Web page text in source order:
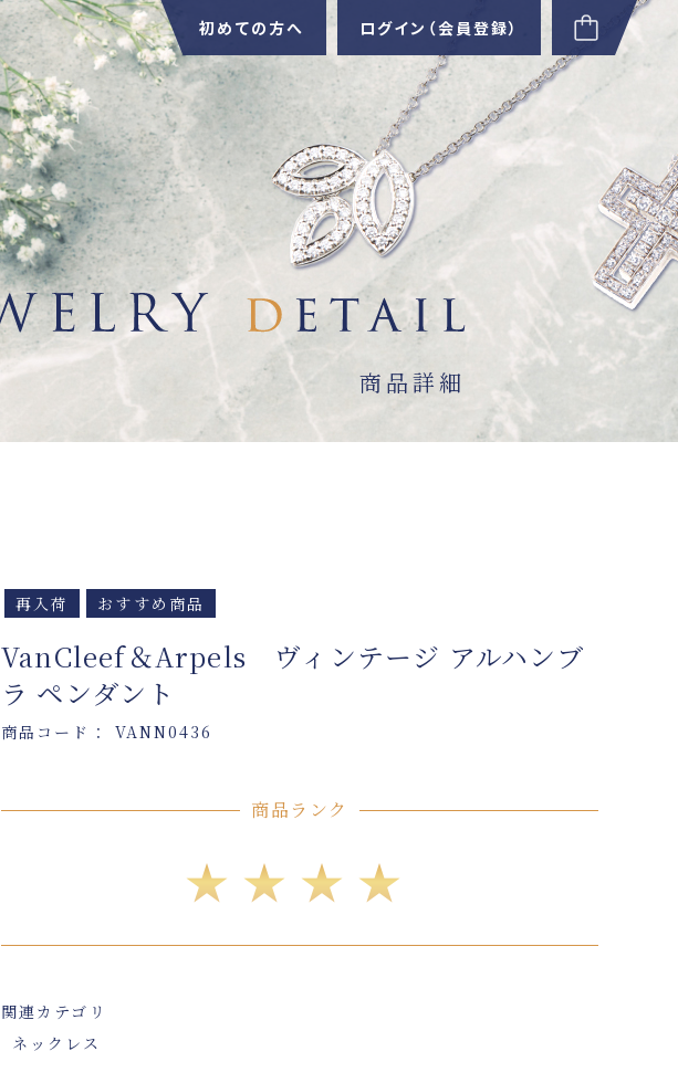
初めての方へ ログイン（会員登録）
商品詳細
再入荷 おすすめ商品
VanCleef＆Arpels ヴィンテージ アルハンブ
ラ ペンダント
商品コード： VANN0436
商品ランク
★★★★
関連カテゴリ
ネックレス